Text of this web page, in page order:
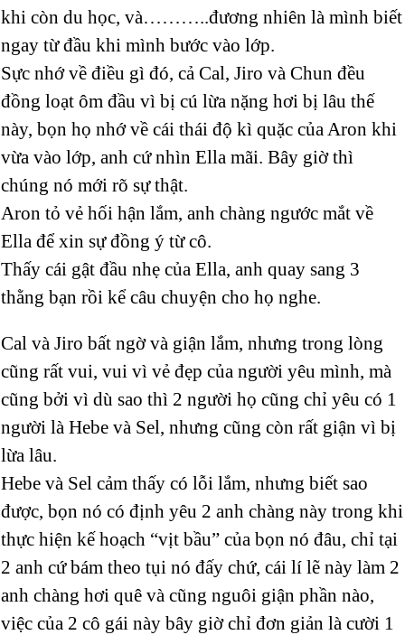
khi còn du học, và………..đương nhiên là mình biết
ngay từ đầu khi mình bước vào lớp.
Sực nhớ về điều gì đó, cả Cal, Jiro và Chun đều
đồng loạt ôm đầu vì bị cú lừa nặng hơi bị lâu thế
này, bọn họ nhớ về cái thái độ kì quặc của Aron khi
vừa vào lớp, anh cứ nhìn Ella mãi. Bây giờ thì
chúng nó mới rõ sự thật.
Aron tỏ vẻ hối hận lắm, anh chàng ngước mắt về
Ella để xin sự đồng ý từ cô.
Thấy cái gật đầu nhẹ của Ella, anh quay sang 3
thằng bạn rồi kể câu chuyện cho họ nghe.
Cal và Jiro bất ngờ và giận lắm, nhưng trong lòng
cũng rất vui, vui vì vẻ đẹp của người yêu mình, mà
cũng bởi vì dù sao thì 2 người họ cũng chỉ yêu có 1
người là Hebe và Sel, nhưng cũng còn rất giận vì bị
lừa lâu.
Hebe và Sel cảm thấy có lỗi lắm, nhưng biết sao
được, bọn nó có định yêu 2 anh chàng này trong khi
thực hiện kế hoạch “vịt bầu” của bọn nó đâu, chỉ tại
2 anh cứ bám theo tụi nó đấy chứ, cái lí lẽ này làm 2
anh chàng hơi quê và cũng nguôi giận phần nào,
việc của 2 cô gái này bây giờ chỉ đơn giản là cười 1